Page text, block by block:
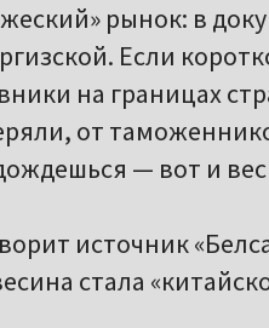
рынок: в
Если
на границах
от
— вот и
источник
стала